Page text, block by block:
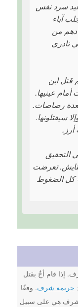
سرد نفس
آباء
من
نادري
3 مايو، تم قتل ابن
العمر 5 سنوات أمام عينيها.
رصاصات.
سيقتلونها.
أرز.
تعرضت
كل الضغوط
إذا قام أخٌ بقتل
جريمة شرف. وفقًا
الشرف هي على سبيل